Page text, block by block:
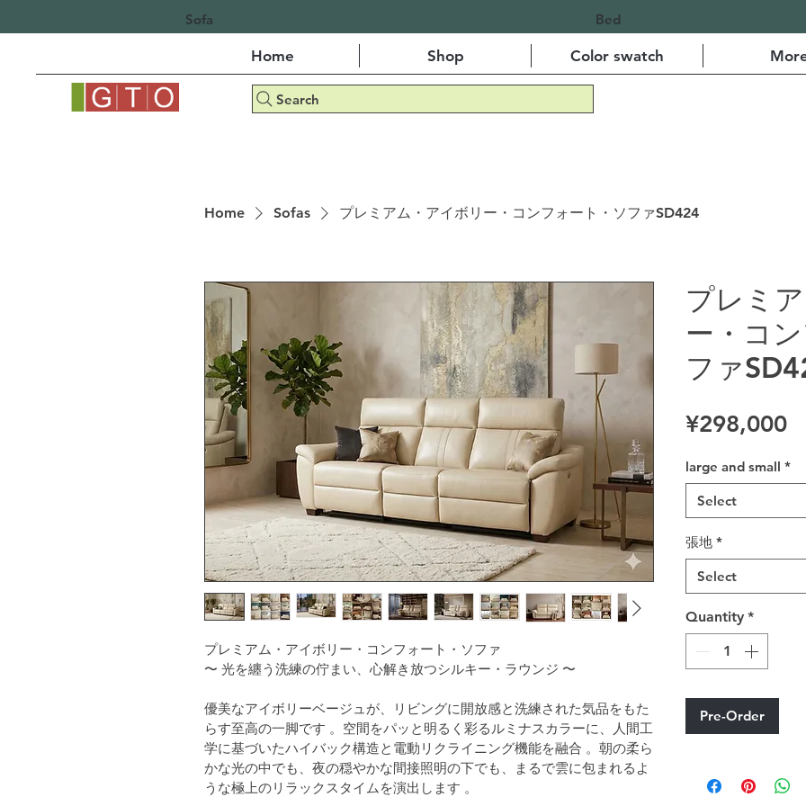
Sofa Bed
Home Shop Color swatch
Search
Home Sofas プレミアム・アイボリー・コンフォート・ソファSD424
プレミアム・アイボリー・コンフォート・ソファ
〜 光を纏う洗練の佇まい、心解き放つシルキー・ラウンジ 〜
優美なアイボリーベージュが、リビングに開放感と洗練された気品をもた
らす至高の一脚です 。空間をパッと明るく彩るルミナスカラーに、人間工
学に基づいたハイバック構造と電動リクライニング機能を融合 。朝の柔ら
かな光の中でも、夜の穏やかな間接照明の下でも、まるで雲に包まれるよ
うな極上のリラックスタイムを演出します 。
プレミ
ー・コ
ファ
¥298,000
large and small *
Select
張地 *
Select
Quantity *
Pre-Order